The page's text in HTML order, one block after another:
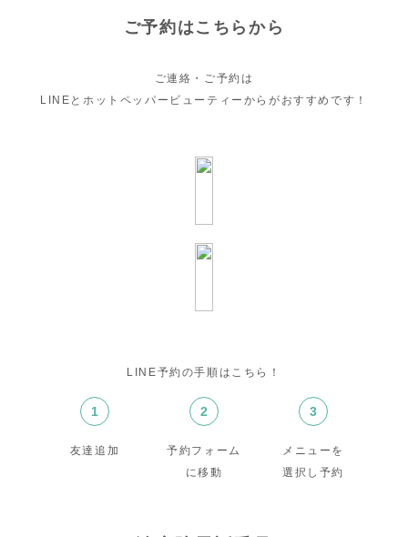
ご予約はこちらから
ご連絡・ご予約は
LINEとホットペッパービューティーからがおすすめです！
LINE予約の手順はこちら！
1
友達追加
2
予約フォーム
に移動
3
メニューを
選択し予約